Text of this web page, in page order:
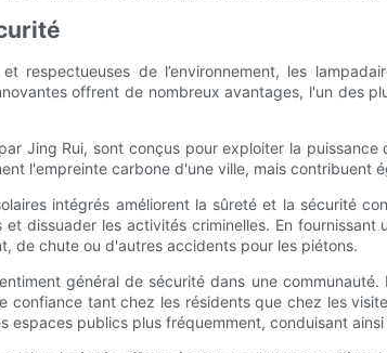
respectueuses de l’environnement, les
offrent de nombreux avantages, l'un des
Jing Rui, sont conçus pour exploiter la
l'empreinte carbone d'une ville, mais contribuent
intégrés améliorent la sûreté et la sécurité
dissuader les activités criminelles. En
de chute ou d'autres accidents pour les piétons.
général de sécurité dans une
tant chez les résidents que chez les
publics plus fréquemment, conduisant